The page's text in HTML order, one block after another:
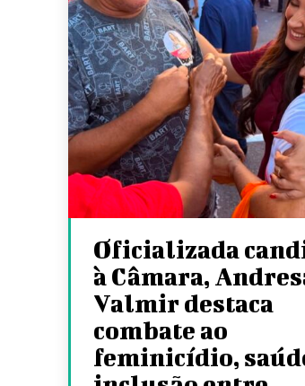
Oficializada
à Câmara,
Valmir destaca
combate ao
feminicídio,